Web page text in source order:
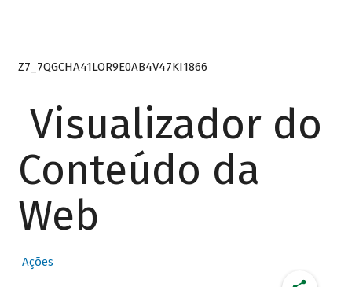
Z7_7QGCHA41LOR9E0AB4V47KI1866
Visualizador do
Conteúdo da
Web
Ações